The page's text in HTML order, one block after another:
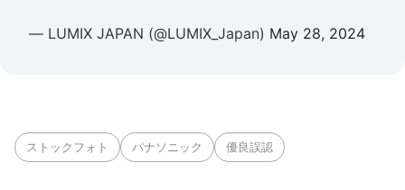
— LUMIX JAPAN (@LUMIX_Japan) May 28, 2024
ストックフォト パナソニック 優良誤認